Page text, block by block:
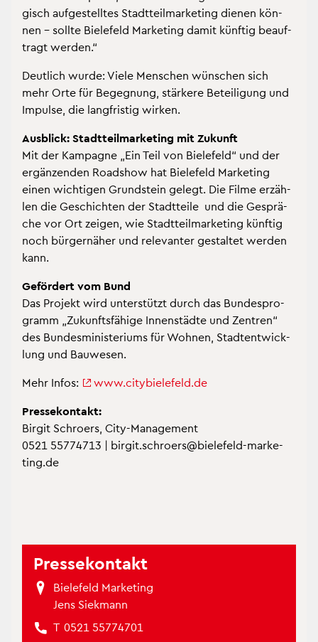
gisch auf­ge­stell­tes Stadt­teil­mar­ke­ting die­nen kön­
nen – soll­te Bie­le­feld Mar­ke­ting damit künf­tig be­auf­
tragt wer­den.“
Deut­lich wurde: Viele Men­schen wün­schen sich
mehr Orte für Be­geg­nung, stär­ke­re Be­tei­li­gung und
Im­pul­se, die lang­fris­tig wir­ken.
Aus­blick: Stadt­teil­mar­ke­ting mit Zu­kunft
Mit der Kam­pa­gne „Ein Teil von Bie­le­feld“ und der
er­gän­zen­den Road­show hat Bie­le­feld Mar­ke­ting
einen wich­ti­gen Grund­stein ge­legt. Die Filme er­zäh­
len die Ge­schich­ten der Stadt­tei­le und die Ge­sprä­
che vor Ort zei­gen, wie Stadt­teil­mar­ke­ting künf­tig
noch bür­ger­nä­her und re­le­van­ter ge­stal­tet wer­den
kann.
Ge­för­dert vom Bund
Das Pro­jekt wird un­ter­stützt durch das Bun­des­pro­
gramm „Zu­kunfts­fä­hi­ge In­nen­städ­te und Zen­tren“
des Bun­des­mi­nis­te­ri­ums für Woh­nen, Stadt­ent­wick­
lung und Bau­we­sen.
Mehr Infos: www.​cit​ybie​lefe​ld.​de
Pres­se­kon­takt:
Bir­git Schro­ers, City-Ma­nage­ment
0521 55774713 | bir­git.​schroers@​bielefeld-mar­ke­
ting.de
Pres­se­kon­takt
Bie­le­feld Mar­ke­ting
Jens Siek­mann
T 0521 55774701